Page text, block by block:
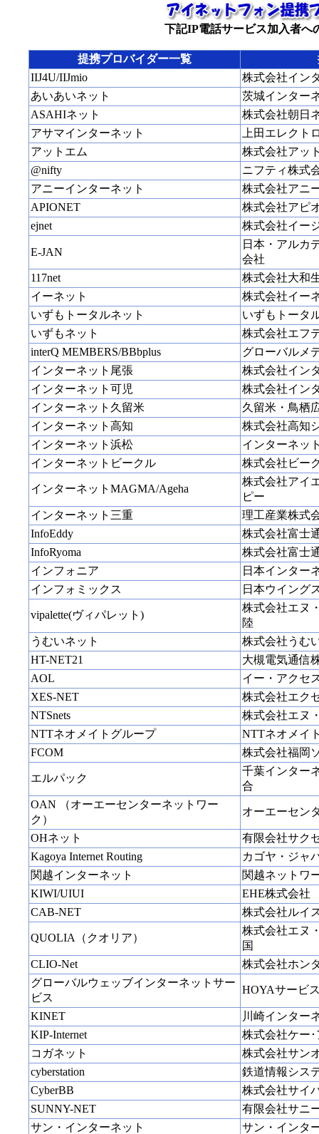
下記IP電話サービス加入者へ
提携プロバイダー一覧
IIJ4U/IIJmio
株式会社イン
あいあいネット
茨城インター
ASAHIネット
株式会社朝日
アサマインターネット
上田エレクト
アットエム
株式会社アッ
@nifty
ニフティ株式
アニーインターネット
株式会社アニ
APIONET
株式会社アピ
ejnet
株式会社イー
E-JAN
日本・アルカ
会社
117net
株式会社大和
イーネット
株式会社イー
いずもトータルネット
いずもトータ
いずもネット
株式会社エフ
interQ MEMBERS/BBbplus
グローバルメ
インターネット尾張
株式会社イン
インターネット可児
株式会社イン
インターネット久留米
久留米・鳥栖
インターネット高知
株式会社高知
インターネット浜松
インターネッ
インターネットビークル
株式会社ビー
インターネットMAGMA/Ageha
株式会社アイ
ピー
インターネット三重
理工産業株式
InfoEddy
株式会社富士
InfoRyoma
株式会社富士
インフォニア
日本インター
インフォミックス
日本ウイング
vipalette(ヴィパレット)
株式会社エヌ
陸
うむいネット
株式会社うむ
HT-NET21
大槻電気通信
AOL
イー・アクセ
XES-NET
株式会社エク
NTSnets
株式会社エヌ
NTTネオメイトグループ
NTTネオメイ
FCOM
株式会社福岡
エルパック
千葉インター
合
OAN （オーエーセンターネットワー
ク）
オーエーセン
OHネット
有限会社サク
Kagoya Internet Routing
カゴヤ・ジャ
関越インターネット
関越ネットワ
KIWI/UIUI
EHE株式会社
CAB-NET
株式会社ルイ
QUOLIA（クオリア）
株式会社エヌ
国
CLIO-Net
株式会社ホン
グローバルウェッブインターネットサー
ビス
HOYAサービ
KINET
川崎インター
KIP-Internet
株式会社ケー
コガネット
株式会社サン
cyberstation
鉄道情報シス
CyberBB
株式会社サイ
SUNNY-NET
有限会社サニ
サン・インターネット
サン・インタ